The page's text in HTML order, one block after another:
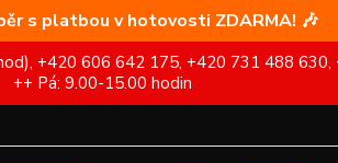
s platbou v hotovosti ZDARMA! 🎶
+420 606 642 175, +420 731 488
++ Pá: 9.00-15.00 hodin